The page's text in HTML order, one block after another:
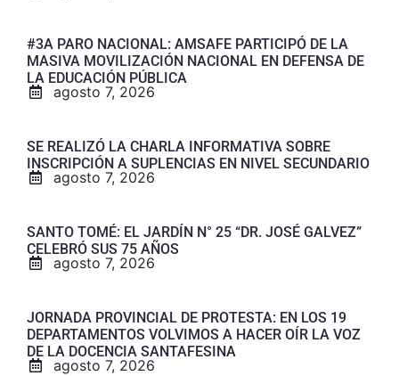
#3A PARO NACIONAL: AMSAFE PARTICIPÓ DE LA
MASIVA MOVILIZACIÓN NACIONAL EN DEFENSA DE
LA EDUCACIÓN PÚBLICA
agosto 7, 2026
SE REALIZÓ LA CHARLA INFORMATIVA SOBRE
INSCRIPCIÓN A SUPLENCIAS EN NIVEL SECUNDARIO
agosto 7, 2026
SANTO TOMÉ: EL JARDÍN N° 25 “DR. JOSÉ GALVEZ”
CELEBRÓ SUS 75 AÑOS
agosto 7, 2026
JORNADA PROVINCIAL DE PROTESTA: EN LOS 19
DEPARTAMENTOS VOLVIMOS A HACER OÍR LA VOZ
DE LA DOCENCIA SANTAFESINA
agosto 7, 2026